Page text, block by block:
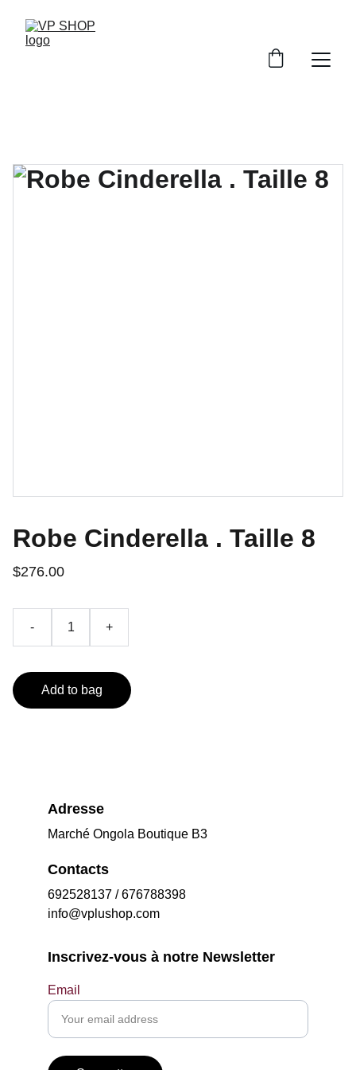
Robe Cinderella . Taille 8
$276.00
- +
Add to bag
Adresse
Marché Ongola Boutique B3
Contacts
692528137 / 676788398
info@vplushop.com
Inscrivez-vous à notre Newsletter
Email